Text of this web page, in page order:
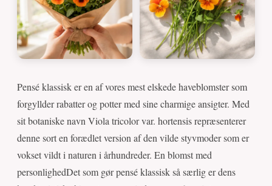
Pensé klassisk er en af vores mest elskede haveblomster som
forgyllder rabatter og potter med sine charmige ansigter. Med
sit botaniske navn Viola tricolor var. hortensis repræsenterer
denne sort en forædlet version af den vilde styvmoder som er
vokset vildt i naturen i århundreder. En blomst med
personlighedDet som gør pensé klassisk så særlig er dens